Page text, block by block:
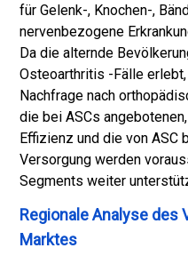
für Gelenk-, Knochen-,
nervenbezogene
Da die alternde
Osteoarthritis -Fälle
Nachfrage nach
die bei ASCs
Effizienz und die von
Versorgung werden
Segments weiter
Regionale Analyse des
Marktes